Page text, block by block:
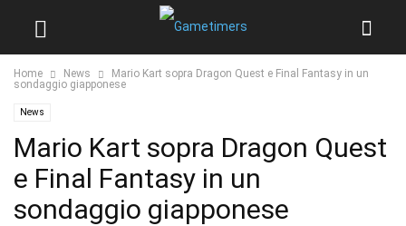
Home News
Mario Kart sopra Dragon Quest e Final Fantasy in un
sondaggio giapponese
News
Mario Kart sopra Dragon Quest
e Final Fantasy in un
sondaggio giapponese